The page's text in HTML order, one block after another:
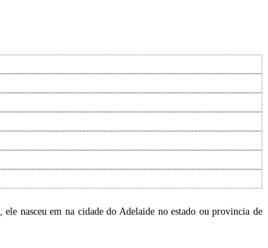
, ele nasceu em na cidade do Adelaide no estado ou provincia de